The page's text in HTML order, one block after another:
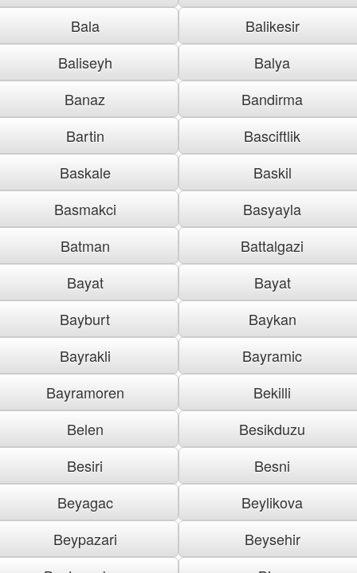
Bala
Balikesir
Baliseyh
Balya
Banaz
Bandirma
Bartin
Basciftlik
Baskale
Baskil
Basmakci
Basyayla
Batman
Battalgazi
Bayat
Bayat
Bayburt
Baykan
Bayrakli
Bayramic
Bayramoren
Bekilli
Belen
Besikduzu
Besiri
Besni
Beyagac
Beylikova
Beypazari
Beysehir